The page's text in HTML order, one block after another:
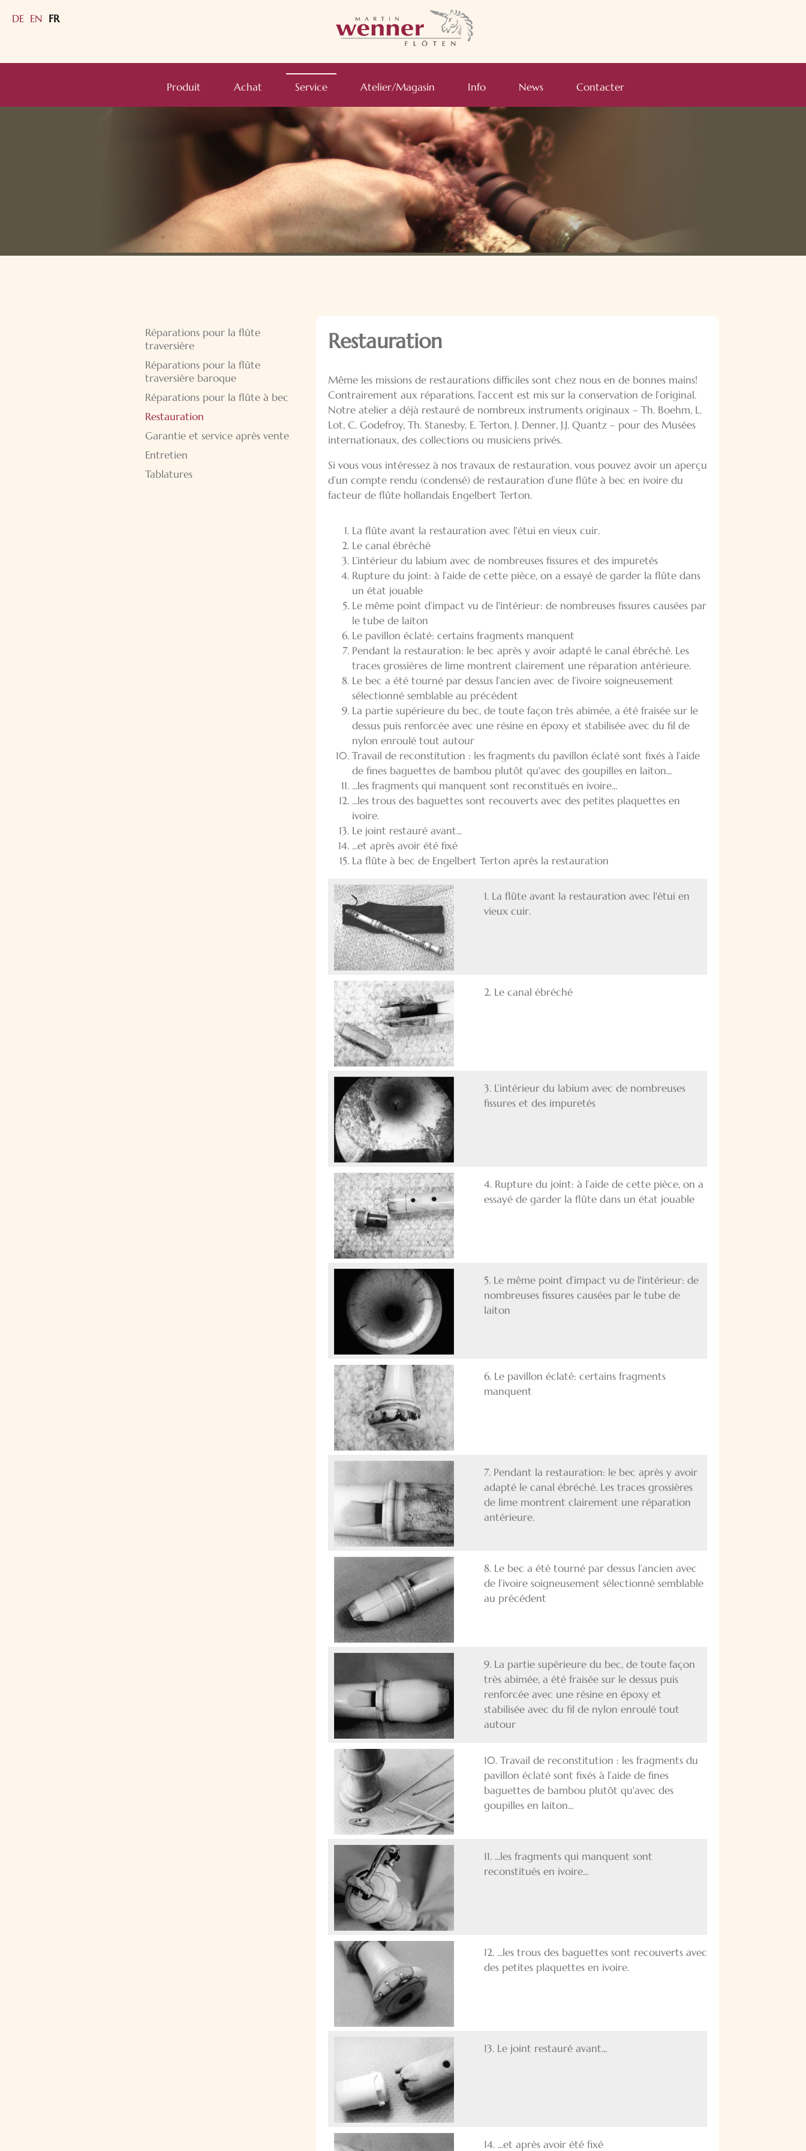
DE EN FR
au
contenu
Produit Achat Service Atelier/Magasin Info News Contacter
au
Réparations pour la flûte
traversière
Réparations pour la flûte
traversière baroque
Réparations pour la flûte à bec
Restauration
Garantie et service après vente
Entretien
Tablatures
Restauration
Même les missions de restaurations difficiles sont chez nous en de bonnes mains!
Contrairement aux réparations, l’accent est mis sur la conservation de l’original.
Notre atelier a déjà restauré de nombreux instruments originaux – Th. Boehm, L.
Lot, C. Godefroy, Th. Stanesby, E. Terton, J. Denner, J.J. Quantz – pour des Musées
internationaux, des collections ou musiciens privés.
Si vous vous intéressez à nos travaux de restauration, vous pouvez avoir un aperçu
d’un compte rendu (condensé) de restauration d’une flûte à bec en ivoire du
facteur de flûte hollandais Engelbert Terton.
La flûte avant la restauration avec l'étui en vieux cuir.
Le canal ébréché
L’intérieur du labium avec de nombreuses fissures et des impuretés
Rupture du joint: à l’aide de cette pièce, on a essayé de garder la flûte dans
un état jouable
Le même point d’impact vu de l'intérieur: de nombreuses fissures causées par
le tube de laiton
Le pavillon éclaté: certains fragments manquent
Pendant la restauration: le bec après y avoir adapté le canal ébréché. Les
traces grossières de lime montrent clairement une réparation antérieure.
Le bec a été tourné par dessus l’ancien avec de l’ivoire soigneusement
sélectionné semblable au précédent
La partie supérieure du bec, de toute façon très abimée, a été fraisée sur le
dessus puis renforcée avec une résine en époxy et stabilisée avec du fil de
nylon enroulé tout autour
Travail de reconstitution : les fragments du pavillon éclaté sont fixés à l’aide
de fines baguettes de bambou plutôt qu'avec des goupilles en laiton...
...les fragments qui manquent sont reconstitués en ivoire...
...les trous des baguettes sont recouverts avec des petites plaquettes en
ivoire.
Le joint restauré avant...
...et après avoir été fixé
La flûte à bec de Engelbert Terton après la restauration
1. La flûte avant la restauration avec l'étui en
vieux cuir.
2. Le canal ébréché
3. L’intérieur du labium avec de nombreuses
fissures et des impuretés
4. Rupture du joint: à l’aide de cette pièce, on a
essayé de garder la flûte dans un état jouable
5. Le même point d’impact vu de l'intérieur: de
nombreuses fissures causées par le tube de
laiton
6. Le pavillon éclaté: certains fragments
manquent
7. Pendant la restauration: le bec après y avoir
adapté le canal ébréché. Les traces grossières
de lime montrent clairement une réparation
antérieure.
8. Le bec a été tourné par dessus l’ancien avec
de l’ivoire soigneusement sélectionné semblable
au précédent
9. La partie supérieure du bec, de toute façon
très abimée, a été fraisée sur le dessus puis
renforcée avec une résine en époxy et
stabilisée avec du fil de nylon enroulé tout
autour
10. Travail de reconstitution : les fragments du
pavillon éclaté sont fixés à l’aide de fines
baguettes de bambou plutôt qu'avec des
goupilles en laiton...
11. ...les fragments qui manquent sont
reconstitués en ivoire...
12. ...les trous des baguettes sont recouverts avec
des petites plaquettes en ivoire.
13. Le joint restauré avant...
14. ...et après avoir été fixé